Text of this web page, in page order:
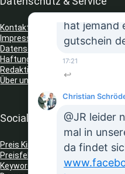
Kontakt
Impressum
Datenschutz
Haftungsausschluss
Redaktionelle Richtlinien
Über uns
Social Media
Preis King auf Telegram
Preisfehler Whats App Kanal
Keyword Tracker (Telegram)
JR
hat jemand
gutschein
17:21
↩
Christian
@JR leider
mal in
da findet